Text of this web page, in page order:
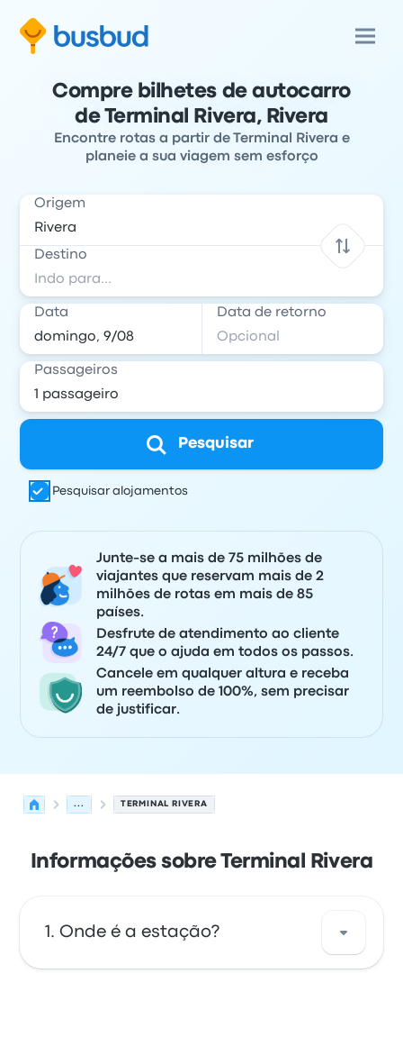
Compre bilhetes de autocarro
de Terminal Rivera, Rivera
Encontre rotas a partir de Terminal Rivera e
planeie a sua viagem sem esforço
Origem
Destino
Data Data de retorno
Passageiros
Pesquisar
Pesquisar alojamentos
Junte-se a mais de 75 milhões de
viajantes que reservam mais de 2
milhões de rotas em mais de 85
países.
Desfrute de atendimento ao cliente
24/7 que o ajuda em todos os passos.
Cancele em qualquer altura e receba
um reembolso de 100%, sem precisar
de justificar.
... TERMINAL RIVERA
Informações sobre Terminal Rivera
Onde é a estação?